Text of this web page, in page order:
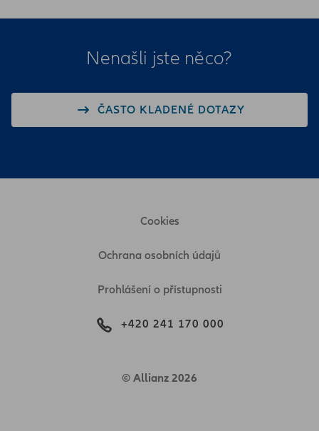
Nenašli jste něco?
ČASTO KLADENÉ DOTAZY
Cookies
Ochrana osobních údajů
Prohlášení o přístupnosti
© Allianz 2026
+420 241 170 000